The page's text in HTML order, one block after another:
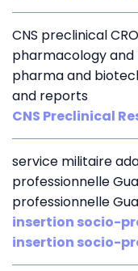
CNS preclinical
pharmacology
pharma and
and reports
CNS Preclinical
service militaire
professionnelle
professionnelle
insertion socio-
insertion socio-